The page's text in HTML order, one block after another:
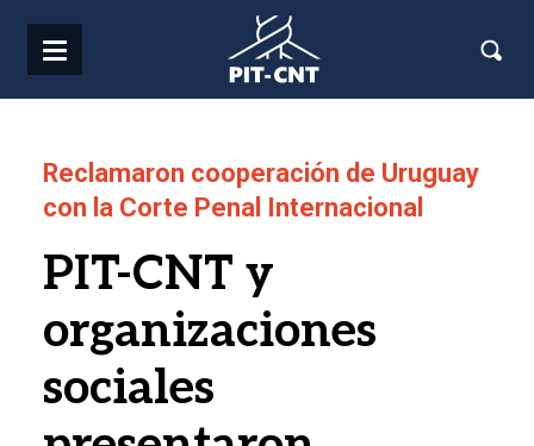
Reclamaron cooperación de Uruguay
con la Corte Penal Internacional
PIT-CNT y
organizaciones
sociales